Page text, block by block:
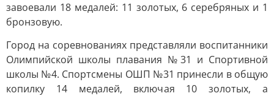
завоевали 18 медалей: 11 золотых, 6 серебряных и 1
бронзовую.
Город на соревнованиях представляли воспитанники
Олимпийской школы плавания №31 и Спортивной
школы №4. Спортсмены ОШП №31 принесли в общую
копилку 14 медалей, включая 10 золотых, а